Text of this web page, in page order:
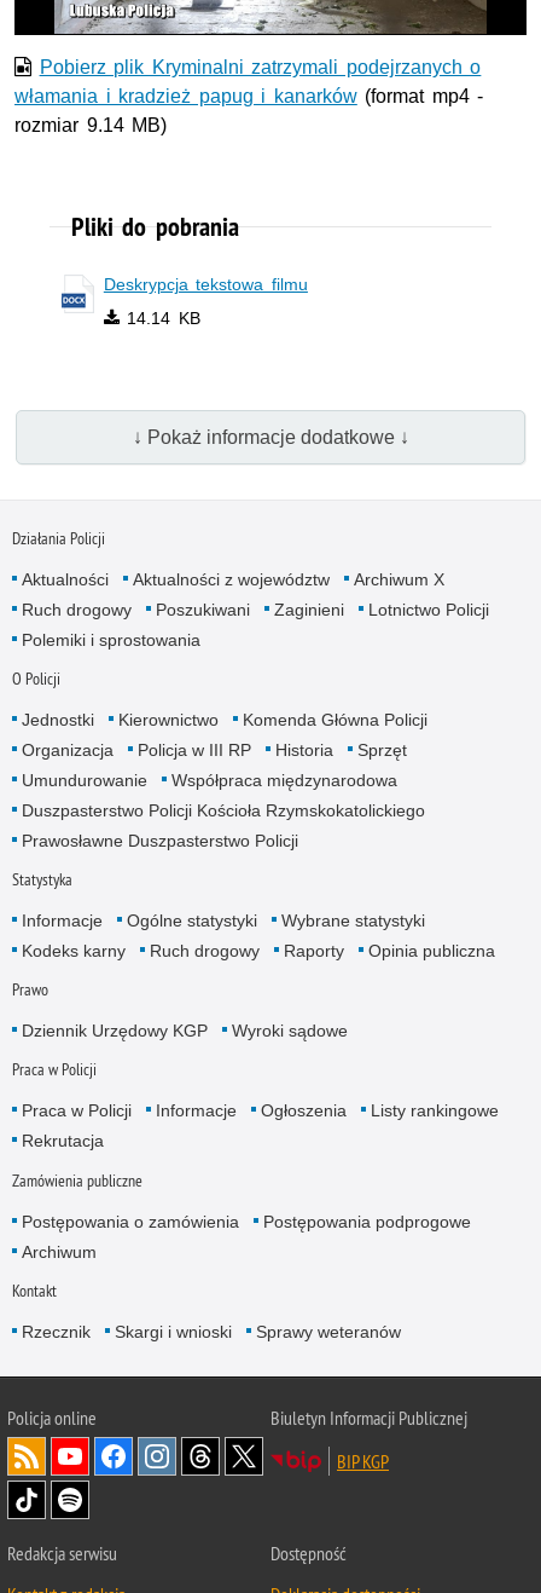
Pobierz plik Kryminalni zatrzymali podejrzanych o
włamania i kradzież papug i kanarków(format mp4 -
rozmiar 9.14 MB)
Pliki do pobrania
Deskrypcja tekstowa filmu
14.14 KB
↓ Pokaż informacje dodatkowe ↓
Działania Policji
Aktualności Aktualności z województw
Archiwum X
Ruch drogowy
Poszukiwani Zaginieni
Lotnictwo Policji
Polemiki i sprostowania
O Policji
Jednostki Kierownictwo
Komenda Główna Policji
Organizacja
Policja w III RP Historia
Sprzęt
Umundurowanie
Współpraca międzynarodowa
Duszpasterstwo Policji Kościoła Rzymskokatolickiego
Prawosławne Duszpasterstwo Policji
Statystyka
Informacje Ogólne statystyki
Wybrane statystyki
Kodeks karny
Ruch drogowy Raporty Opinia publiczna
Prawo
Dziennik Urzędowy KGP Wyroki sądowe
Praca w Policji
Praca w Policji Informacje Ogłoszenia
Listy rankingowe
Rekrutacja
Zamówienia publiczne
Postępowania o zamówienia
Postępowania podprogowe
Archiwum
Kontakt
Rzecznik Skargi i wnioski Sprawy weteranów
Policjaonline
Biuletyn Informacji Publicznej
BIP KGP
Redakcja serwisu
Dostępność